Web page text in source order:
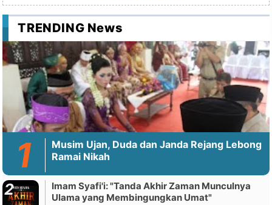
TRENDING News
Musim Ujan, Duda dan Janda Rejang Lebong
Ramai Nikah
Imam Syafi'i: "Tanda Akhir Zaman Munculnya
Ulama yang Membingungkan Umat"